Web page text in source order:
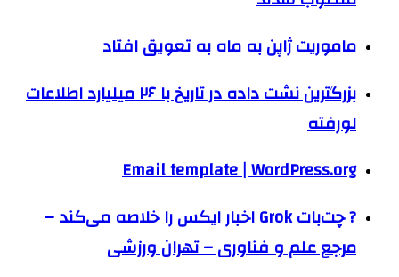
ماموریت ژاپن به ماه به تعویق افتاد
بزرگترین نشت داده در تاریخ با ۲۶ میلیارد اطلاعات
لورفته
Email template | WordPress.org
? چت‌بات Grok اخبار ایکس را خلاصه می‌کند –
مرجع علم و فناوری – تهران ورزشی